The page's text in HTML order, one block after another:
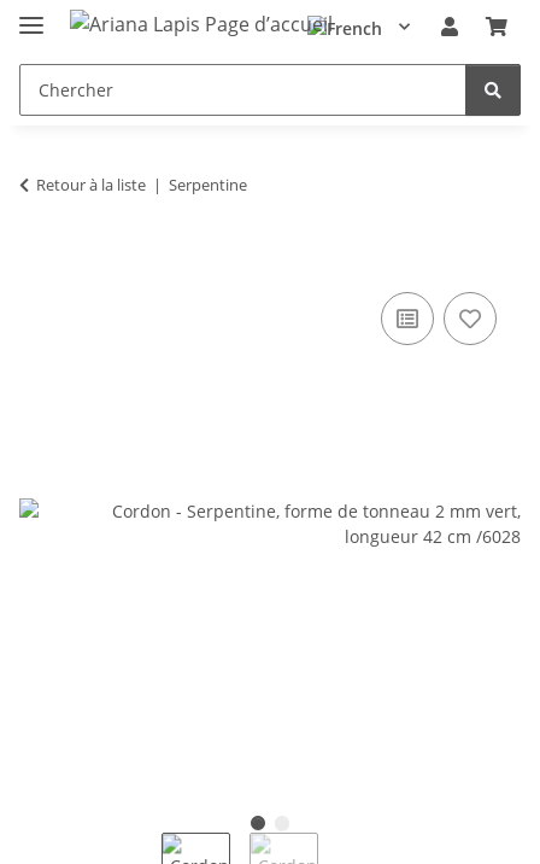
Retour à la liste Serpentine